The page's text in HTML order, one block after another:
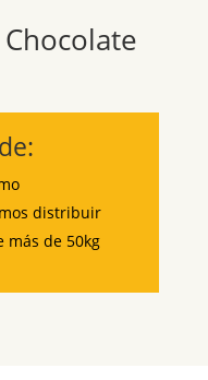
Chocolate
distribuir
más de 50kg